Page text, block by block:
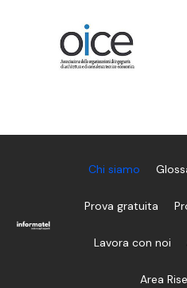
Chi siamo
Prova gratuita
Lavora con noi
Area